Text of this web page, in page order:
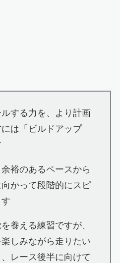
する力を、より計画
は「ビルドアップ
裕のあるペースから
かって段階的にスピ
養える練習ですが、
しみながら走りたい
レース後半に向けて